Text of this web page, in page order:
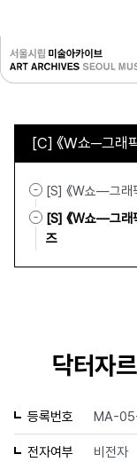
[C] 《W쇼─그래
[S] 《W쇼—그래
[S] 《W쇼—그래
즈
닥터자
등록번호 MA-
전자여부 비전자